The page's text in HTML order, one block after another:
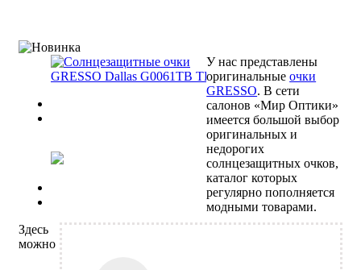
У нас представлены
оригинальныеочки
GRESSO. В сети
салонов «Мир Оптики»
имеется большой выбор
оригинальных и
недорогих
солнцезащитных очков,
каталог которых
регулярно пополняется
модными товарами.
Здесь
можно